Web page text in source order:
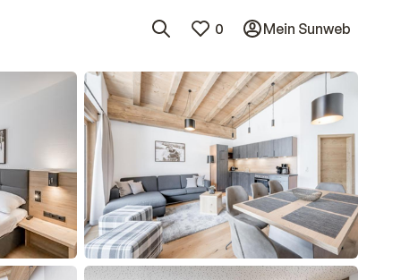
0 Mein Sunweb